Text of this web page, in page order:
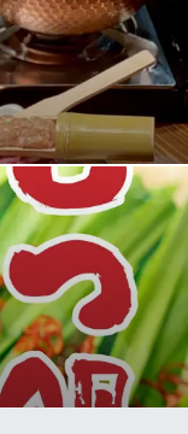
贅沢火鍋』と『釜戸
はおひとり様3,500
付けすることもで